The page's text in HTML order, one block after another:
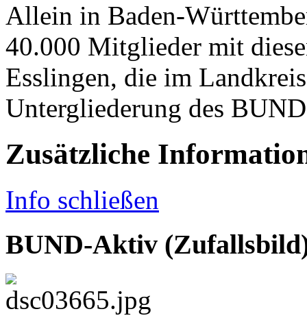
Allein in Baden-
40.000 Mitglieder mit
Esslingen, die im
Untergliederung des
Zusätzliche
Info schließen
BUND-Aktiv